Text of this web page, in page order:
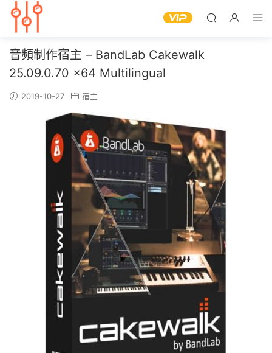
音頻制作宿主 – BandLab Cakewalk
25.09.0.70 x64 Multilingual
2019-10-27 宿主